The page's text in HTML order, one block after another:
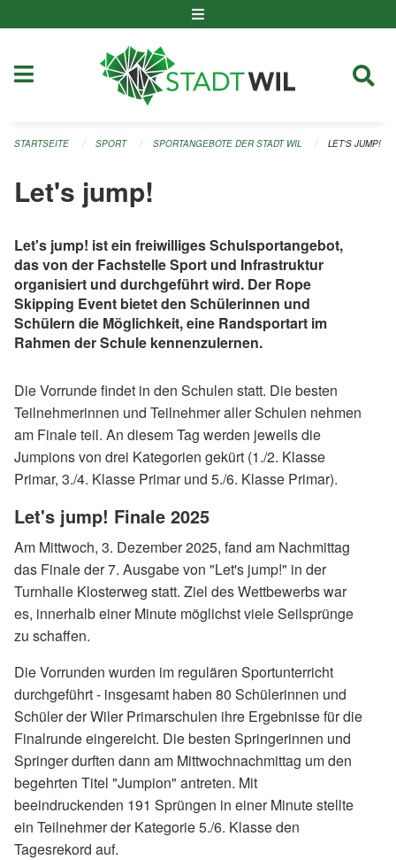
STARTSEITE SPORT SPORTANGEBOTE DER STADT WIL LET'S JUMP!
Let's jump!
Let's jump! ist ein freiwilliges Schulsportangebot,
das von der Fachstelle Sport und Infrastruktur
organisiert und durchgeführt wird. Der Rope
Skipping Event bietet den Schülerinnen und
Schülern die Möglichkeit, eine Randsportart im
Rahmen der Schule kennenzulernen.
Die Vorrunde findet in den Schulen statt. Die besten
Teilnehmerinnen und Teilnehmer aller Schulen nehmen
am Finale teil. An diesem Tag werden jeweils die
Jumpions von drei Kategorien gekürt (1./2. Klasse
Primar, 3./4. Klasse Primar und 5./6. Klasse Primar).
Let's jump! Finale 2025
Am Mittwoch, 3. Dezember 2025, fand am Nachmittag
das Finale der 7. Ausgabe von "Let's jump!" in der
Turnhalle Klosterweg statt. Ziel des Wettbewerbs war
es, innerhalb einer Minute möglichst viele Seilsprünge
zu schaffen.
Die Vorrunden wurden im regulären Sportunterricht
durchgeführt - insgesamt haben 80 Schülerinnen und
Schüler der Wiler Primarschulen ihre Ergebnisse für die
Finalrunde eingereicht. Die besten Springerinnen und
Springer durften dann am Mittwochnachmittag um den
begehrten Titel "Jumpion" antreten. Mit
beeindruckenden 191 Sprüngen in einer Minute stellte
ein Teilnehmer der Kategorie 5./6. Klasse den
Tagesrekord auf.